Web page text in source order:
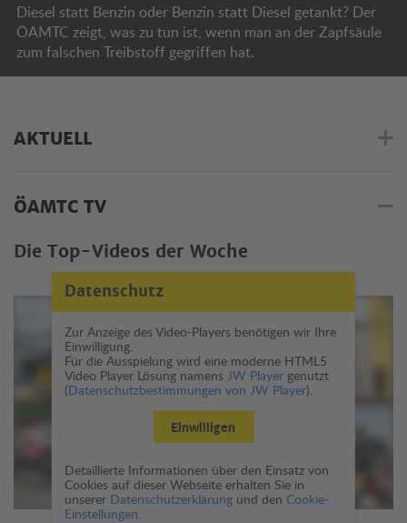
Diesel statt Benzin oder Benzin statt Diesel getankt? Der
ÖAMTC zeigt, was zu tun ist, wenn man an der Zapfsäule
zum falschen Treibstoff gegriffen hat.
AKTUELL
ÖAMTC TV
Die Top-Videos der Woche
Datenschutz
Zur Anzeige des Video-Players benötigen wir Ihre
Einwilligung.
Für die Ausspielung wird eine moderne HTML5
Video Player Lösung namens JW Playergenutzt
(Datenschutzbestimmungen von JW Player).
Einwilligen
Detaillierte Informationen über den Einsatz von
Cookies auf dieser Webseite erhalten Sie in
unserer Datenschutzerklärungund den Cookie-
Einstellungen.